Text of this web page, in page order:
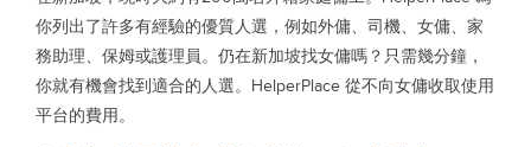
你列出了許多有經驗的優質人選，例如外傭、司機、女傭、家
務助理、保姆或護理員。仍在新加坡找女傭嗎？只需幾分鐘，
你就有機會找到適合的人選。HelperPlace 從不向女傭收取使用
平台的費用。